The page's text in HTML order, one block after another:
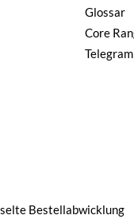
Glossar
Core
Telegram
Bestellabwicklung